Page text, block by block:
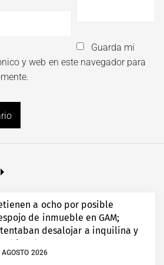
Guarda mi
y web en este navegador para
a ocho por posible
de inmueble en GAM;
desalojar a inquilina y
2026